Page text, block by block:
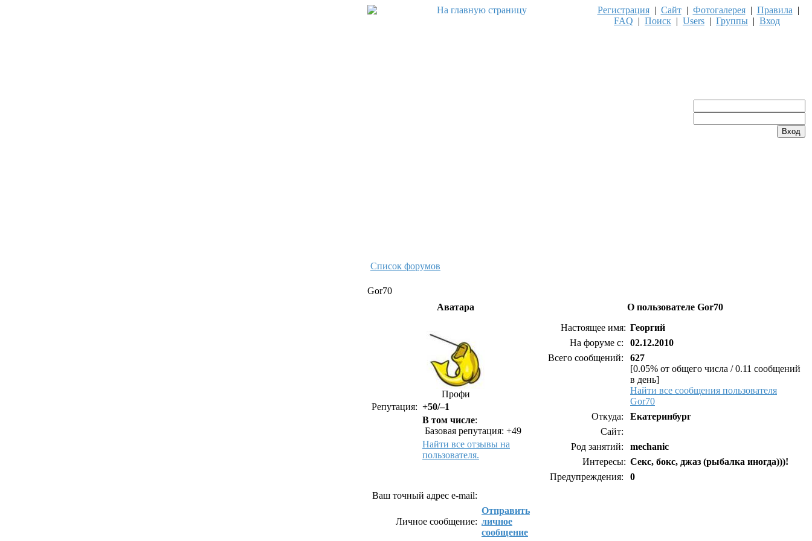
Регистрация| Сайт| Фотогалерея| Правила |
FAQ | Поиск | Users | Группы | Вход
Список форумов
Gor70
Аватара
О пользователе Gor70
Профи
Репутация: +50/–1
В том числе:
Базовая репутация: +49
Найти все отзывы на
пользователя.
Настоящее имя: Георгий
На форуме с:
02.12.2010
Всего сообщений:
627
[0.05% от общего числа / 0.11 сообщений
в день]
Найти все сообщения пользователя
Gor70
Откуда:
Екатеринбург
Сайт:
Род занятий:
mechanic
Интересы: Секс, бокс, джаз (рыбалка иногда)))!
Предупреждения:
0
Ваш точный адрес e-mail:
Личное сообщение:
Отправить
личное
сообщение